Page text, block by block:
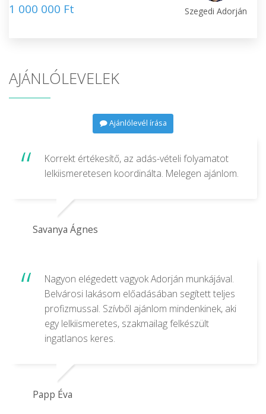
1 000 000 Ft Szegedi Adorján
AJÁNLÓLEVELEK
Ajánlólevél írása
Korrekt értékesítő, az adás-vételi folyamatot
lelkiismeretesen koordinálta. Melegen ajánlom.
Savanya Ágnes
Nagyon elégedett vagyok Adorján munkájával.
Belvárosi lakásom előadásában segített teljes
profizmussal. Szívből ajánlom mindenkinek, aki
egy lelkiismeretes, szakmailag felkészült
ingatlanos keres.
Papp Éva